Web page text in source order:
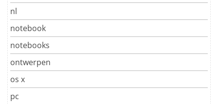
nl
notebook
notebooks
ontwerpen
os x
pc